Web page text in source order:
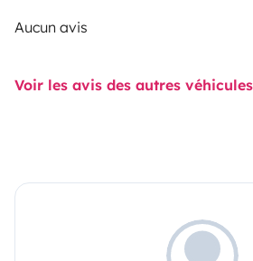
Aucun avis
Voir les avis des autres